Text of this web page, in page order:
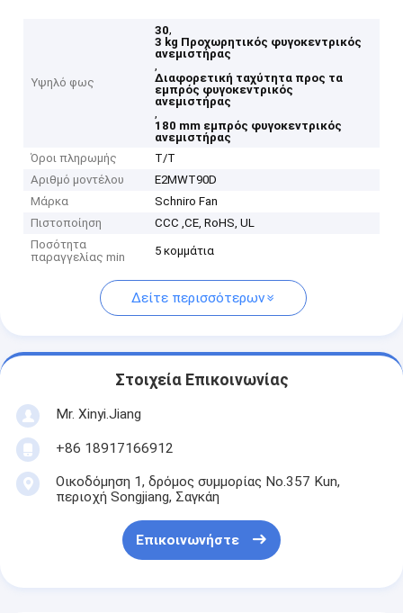
Υψηλό φως
30,
3 kg Προχωρητικός φυγοκεντρικός
ανεμιστήρας
,
Διαφορετική ταχύτητα προς τα
εμπρός φυγοκεντρικός
ανεμιστήρας
,
180 mm εμπρός φυγοκεντρικός
ανεμιστήρας
Όροι πληρωμής
Τ/Τ
Αριθμό μοντέλου
E2MWT90D
Μάρκα
Schniro Fan
Πιστοποίηση
CCC ,CE, RoHS, UL
Ποσότητα
παραγγελίας min
5 κομμάτια
Δείτε περισσότερων
Στοιχεία Επικοινωνίας
Mr. Xinyi.Jiang
+86 18917166912
Οικοδόμηση 1, δρόμος συμμορίας No.357 Kun,
περιοχή Songjiang, Σαγκάη
Επικοινωνήστε